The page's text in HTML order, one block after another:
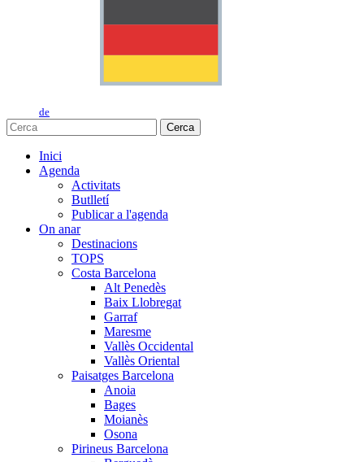
de
Cerca
Inici
Agenda
Activitats
Butlletí
Publicar a l'agenda
On anar
Destinacions
TOPS
Costa Barcelona
Alt Penedès
Baix Llobregat
Garraf
Maresme
Vallès Occidental
Vallès Oriental
Paisatges Barcelona
Anoia
Bages
Moianès
Osona
Pirineus Barcelona